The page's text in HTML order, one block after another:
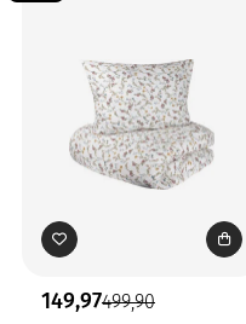
149,97499,90